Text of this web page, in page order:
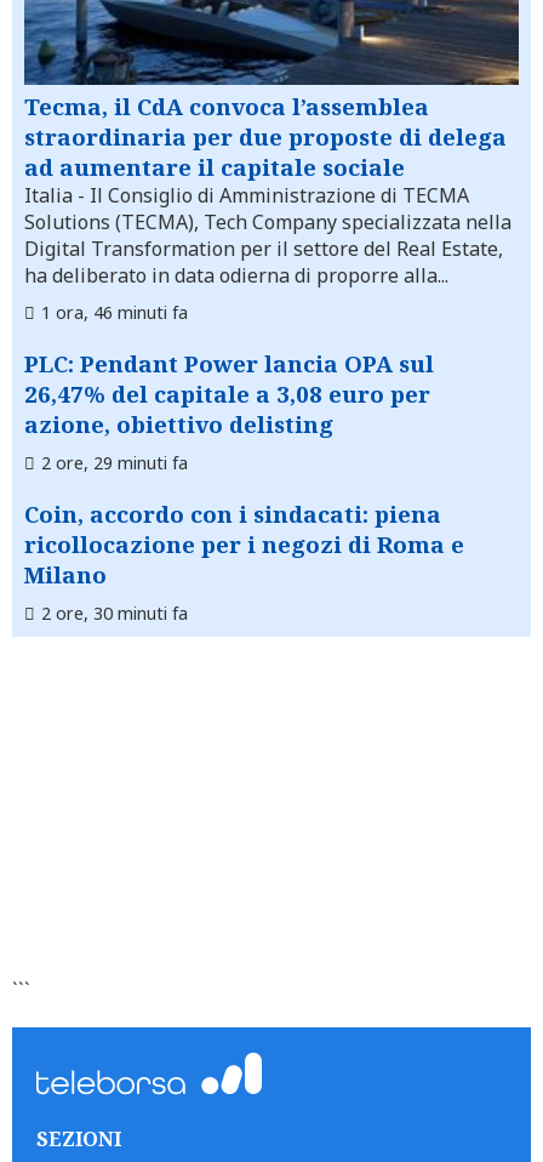
Tecma, il CdA convoca l’assemblea
straordinaria per due proposte di delega
ad aumentare il capitale sociale
Italia - Il Consiglio di Amministrazione di TECMA
Solutions (TECMA), Tech Company specializzata nella
Digital Transformation per il settore del Real Estate,
ha deliberato in data odierna di proporre alla...
1 ora, 46 minuti fa
PLC: Pendant Power lancia OPA sul
26,47% del capitale a 3,08 euro per
azione, obiettivo delisting
2 ore, 29 minuti fa
Coin, accordo con i sindacati: piena
ricollocazione per i negozi di Roma e
Milano
2 ore, 30 minuti fa
```
SEZIONI